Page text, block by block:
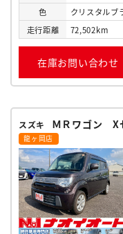
色
クリスタルブ
走行距離 72,502km
在庫お問い合わせ
スズキ ＭＲワゴン X
龍ヶ岡店